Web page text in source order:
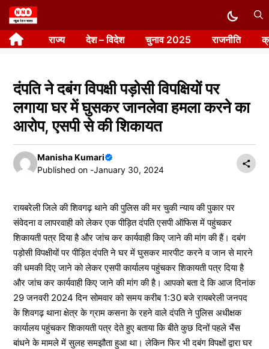
Skip
to
content राज्य देश – विदेश चुनाव 2025 राजनीति
दंपति ने दबंग विपक्षी पड़ोसी विपक्षियों पर
लगाया घर में घुसकर जानलेवा हमला करने का
आरोप, एसपी से की शिकायत
Manisha Kumari
Published on -January 30, 2024
रायबरेली जिले की शिवगढ़ थाने की पुलिस की मर चुकी न्याय की पुकार पर
संवेदना व लापरवाही को लेकर एक पीड़ित दंपति एसपी ऑफिस में पहुंचकर
शिकायती पत्र दिया है और जांच कर कार्यवाही किए जाने की मांग की हैं। दबंग
पड़ोसी विपक्षीयों पर पीड़ित दंपति ने घर में घुसकर मारपीट करने व जान से मारने
की धमकी दिए जाने को लेकर एसपी कार्यालय पहुंचकर शिकायती पत्र दिया है
और जांच कर कार्यवाही किए जाने की मांग की है। आपको बता दे कि आज दिनांक
29 जनवरी 2024 दिन सोमवार को समय करीब 1:30 बजे रायबरेली जनपद
के शिवगढ़ थाना क्षेत्र के ग्राम कसना के रहने वाले दंपति ने पुलिस अधीक्षक
कार्यालय पहुंचकर शिकायती पत्र देते हुए बताया कि बीते कुछ दिनों पहले भैंस
बांधने के मामले में सुलह समझौता हुआ था। लेकिन फिर भी दबंग विपक्षों द्वारा घर